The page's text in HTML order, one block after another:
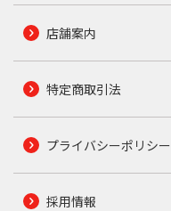
店舗案内
特定商取引法
プライバシーポリシー
採用情報